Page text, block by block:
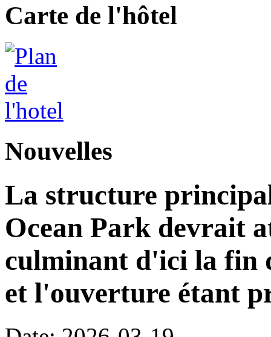
Carte de l'hôtel
Nouvelles
La structure
Ocean Park devrait
culminant d'ici la fin
et l'ouverture étant